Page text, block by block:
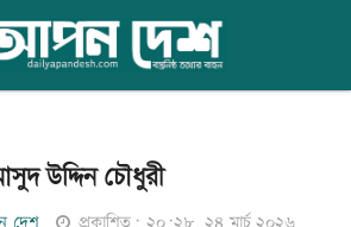
উদ্দিন চৌধুরী